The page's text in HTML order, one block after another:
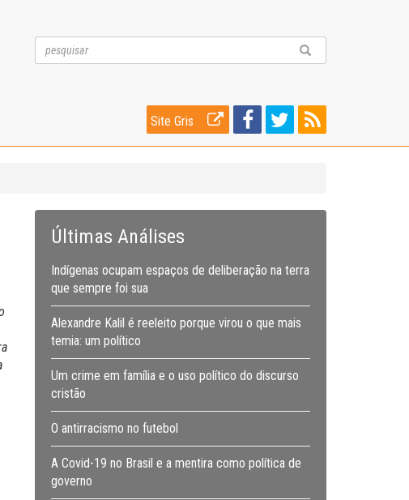
Site Gris
Últimas Análises
Indígenas ocupam espaços de deliberação na terra
que sempre foi sua
Alexandre Kalil é reeleito porque virou o que mais
temia: um político
Um crime em família e o uso político do discurso
cristão
O antirracismo no futebol
A Covid-19 no Brasil e a mentira como política de
governo